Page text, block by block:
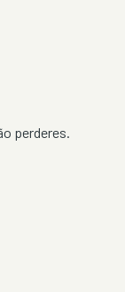
perderes.